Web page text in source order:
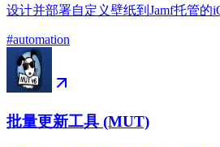
设计并部署自定义壁纸到Jamf托管的
#automation
批量更新工具 (MUT)